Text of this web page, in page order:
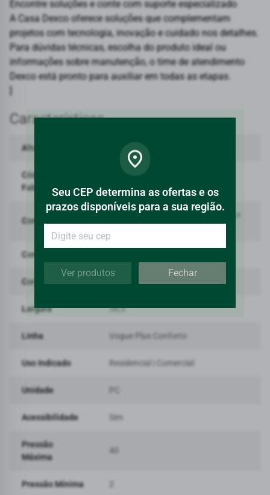
Seu CEP determina as ofertas e os
prazos disponíveis para a sua região.
Ver produtos Fechar
Encontre soluções e conte com suporte especializado
A Casa Dexco oferece soluções que complementam
projetos com tecnologia, inovação e cuidado nos detalhes.
Para dúvidas técnicas, escolha do produto ideal ou
informações sobre manutenção, o time de atendimento
Dexco está pronto para auxiliar em todas as etapas.
Características
Altura 38,5
Código da
Fabricante
Composição
Argila, feldspato, caulim, vidrados e
Comprimento
Cor
Largura 38,5
Linha Vogue Plus Conforto
Uso Indicado Residencial | Comercial
Unidade
Acessibilidade Sim
Pressão
Máxima
40
Pressão Mínima